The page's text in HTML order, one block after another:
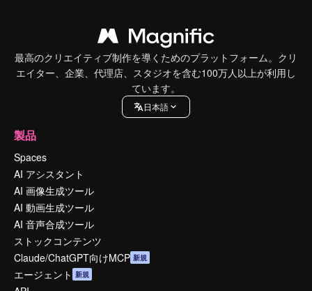
最高のクリエイティブ制作を導くためのプラットフォーム。クリ
エイター、企業、代理店、スタジオを含む100万人以上が利用し
ています。
日本語
製品
Spaces
AI アシスタント
AI 画像生成ツール
AI 動画生成ツール
AI 音声合成ツール
ストックコンテンツ
Claude/ChatGPT向けMCP 新規
エージェント 新規